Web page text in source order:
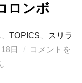
ロンボ
TOPICS
スリラ
日
コメントを